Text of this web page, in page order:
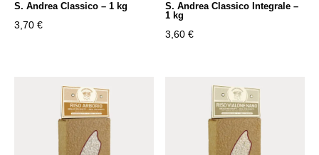
S. Andrea Classico – 1 kg
3,70 €
S. Andrea Classico Integrale –
1 kg
3,60€